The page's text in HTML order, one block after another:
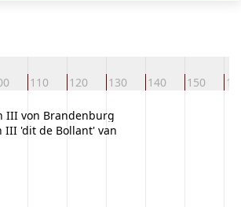
110 120 130 140 150
III von Brandenburg
III 'dit de Bollant' van